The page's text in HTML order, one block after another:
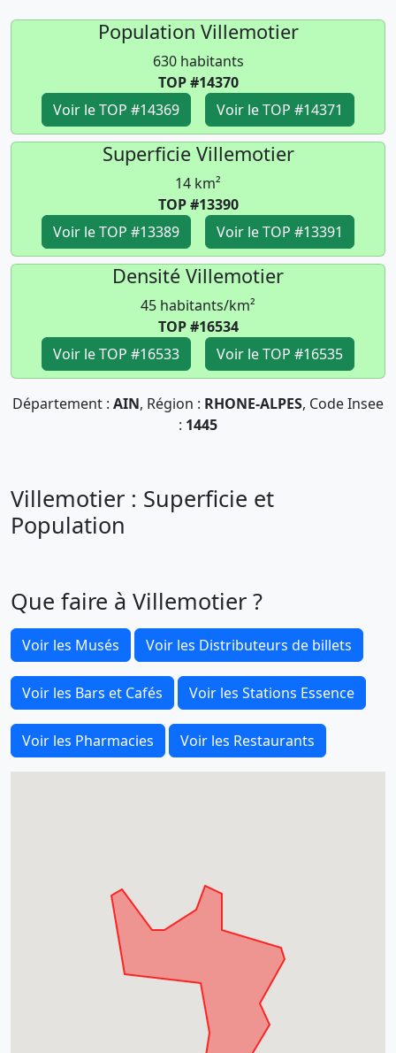
Population Villemotier
630 habitants
TOP #14370
Voir le TOP #14369
Voir le TOP #14371
Superficie Villemotier
14 km²
TOP #13390
Voir le TOP #13389
Voir le TOP #13391
Densité Villemotier
45 habitants/km²
TOP #16534
Voir le TOP #16533
Voir le TOP #16535
Département : AIN, Région : RHONE-ALPES, Code Insee
: 1445
Villemotier : Superficie et
Population
Que faire à Villemotier ?
Voir les Musés Voir les Distributeurs de billets
Voir les Bars et Cafés Voir les Stations Essence
Voir les Pharmacies Voir les Restaurants